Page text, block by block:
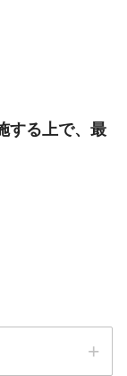
する上で、最